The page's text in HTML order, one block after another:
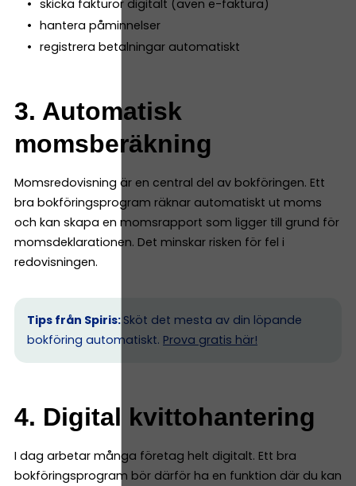
skicka fakturor digitalt (även e-faktura)
hantera påminnelser
registrera betalningar automatiskt
3. Automatisk
momsberäkning
Momsredovisning är en central del av bokföringen. Ett
bra bokföringsprogram räknar automatiskt ut moms
och kan skapa en momsrapport som ligger till grund för
momsdeklarationen. Det minskar risken för fel i
redovisningen.
Tips från Spiris: Sköt det mesta av din löpande
bokföring automatiskt. Prova gratis här!
4. Digital kvittohantering
I dag arbetar många företag helt digitalt. Ett bra
bokföringsprogram bör därför ha en funktion där du kan